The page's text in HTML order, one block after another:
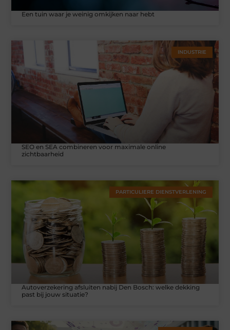
Een tuin waar je weinig omkijken naar hebt
INDUSTRIE
SEO en SEA combineren voor maximale online
zichtbaarheid
PARTICULIERE DIENSTVERLENING
Autoverzekering afsluiten nabij Den Bosch: welke dekking
past bij jouw situatie?